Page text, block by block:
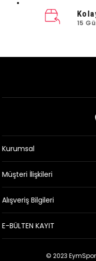
15
Kurumsal
Müşteri İlişkileri
Alışveriş Bilgileri
E-BÜLTEN KAYIT
© 2023